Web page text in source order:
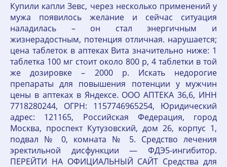
Купили капли Зевс, через несколько применений у
мужа появилось желание и сейчас ситуация
наладилась – он стал энергичным и
жизнерадостным, потенция отличная. нарушается;
цена таблеток в аптеках Вита значительно ниже: 1
таблетка 100 мг стоит около 800 р, 4 таблетки в той
же дозировке – 2000 р. Искать недорогие
препараты для повышения потенции у мужчин
цены в аптеках в Яндексе. ООО АПТЕКА 36,6, ИНН
7718280244, ОГРН: 1157746965254, Юридический
адрес: 121165, Российская Федерация, город
Москва, проспект Кутузовский, дом 26, корпус 1,
подвал № 0, комната № 5. Средство лечения
эректильной дисфункции — ФДЭ5-ингибитор.
ПЕРЕЙТИ НА ОФИЦИАЛЬНЫЙ САЙТ Средства для